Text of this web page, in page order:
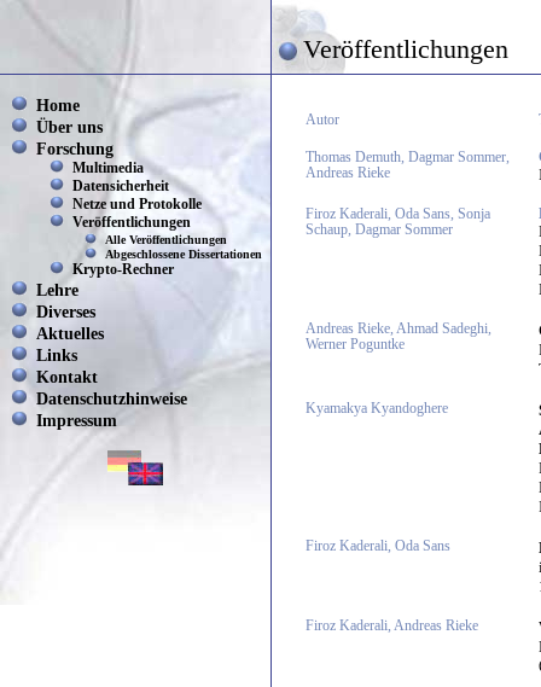
Veröffentlichungen
Home
Über uns
Forschung
Multimedia
Datensicherheit
Netze und Protokolle
Veröffentlichungen
Alle Veröffentlichungen
Abgeschlossene Dissertationen
Krypto-Rechner
Lehre
Diverses
Aktuelles
Links
Kontakt
Datenschutzhinweise
Impressum
Autor
Thomas Demuth, Dagmar Sommer,
Andreas Rieke
Firoz Kaderali, Oda Sans, Sonja
Schaup, Dagmar Sommer
Andreas Rieke, Ahmad Sadeghi,
Werner Poguntke
Kyamakya Kyandoghere
Firoz Kaderali, Oda Sans
Firoz Kaderali, Andreas Rieke